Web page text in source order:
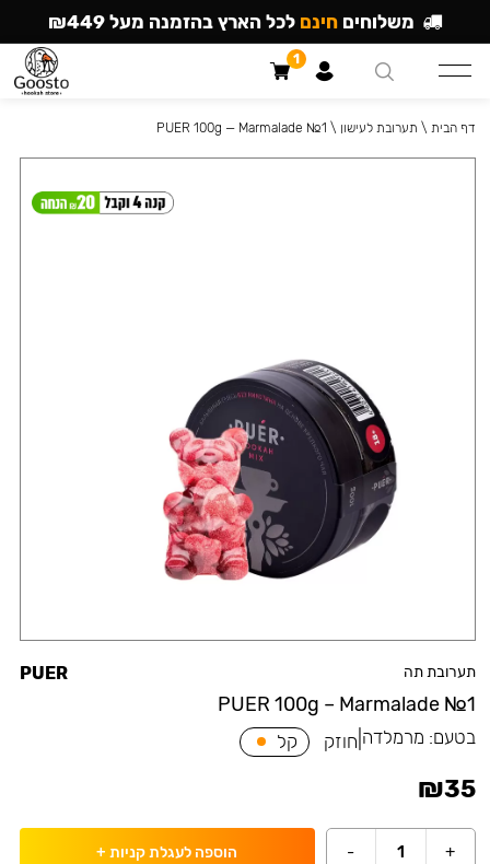
תערובת תה
PUER 100g – Marmalade №1
PUER
בטעם: מרמלדה חוזק קל
₪35
+
1
- הוספה לעגלת קניות +
דף הבית \ תערובת לעישון \
PUER 100g — Marmalade №1
משלוחים חינם לכל הארץ בהזמנה מעל ₪449
1